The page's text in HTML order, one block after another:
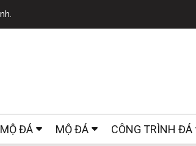
ĐÁ MỘ ĐÁ CÔNG TRÌNH ĐÁ